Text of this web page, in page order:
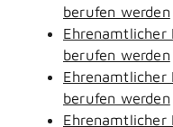
berufen werden
Ehrenamtlicher
berufen werden
berufen werden
Ehrenamtlicher